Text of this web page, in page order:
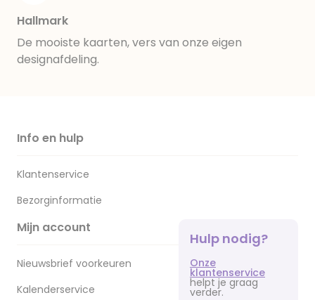
Hallmark
De mooiste kaarten, vers van onze eigen
designafdeling.
Info en hulp
Klantenservice
Bezorginformatie
Mijn account
Nieuwsbrief voorkeuren
Kalenderservice
Hulp nodig?
Onze
klantenservice
helpt je graag
verder.